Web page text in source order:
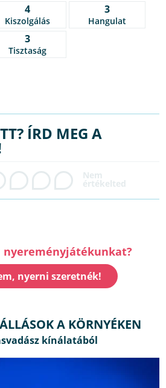
4
Kiszolgálás
3
Hangulat
3
Tisztaság
ÍRD MEG A
nyereményjátékunkat?
nyerni szeretnék!
A KÖRNYÉKEN